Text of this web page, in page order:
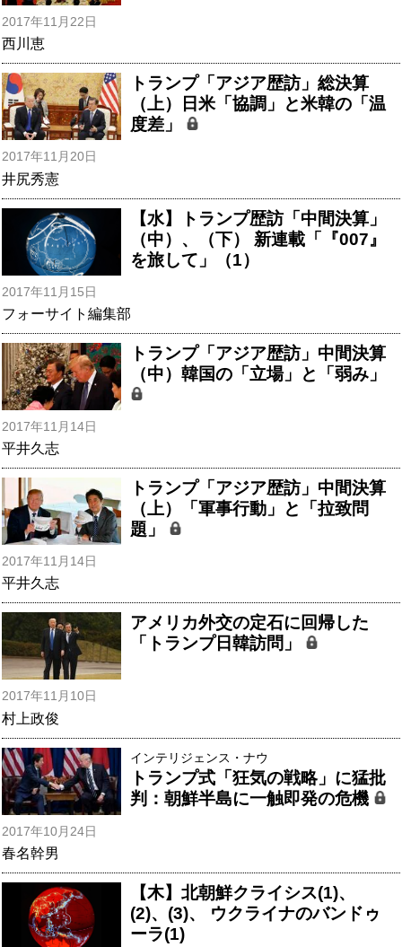
2017年11月22日
西川恵
トランプ「アジア歴訪」総決算
（上）日米「協調」と米韓の「温
度差」
2017年11月20日
井尻秀憲
【水】トランプ歴訪「中間決算」
（中）、（下） 新連載「『007』
を旅して」（1）
2017年11月15日
フォーサイト編集部
トランプ「アジア歴訪」中間決算
（中）韓国の「立場」と「弱み」
2017年11月14日
平井久志
トランプ「アジア歴訪」中間決算
（上）「軍事行動」と「拉致問
題」
2017年11月14日
平井久志
アメリカ外交の定石に回帰した
「トランプ日韓訪問」
2017年11月10日
村上政俊
インテリジェンス・ナウ
トランプ式「狂気の戦略」に猛批
判：朝鮮半島に一触即発の危機
2017年10月24日
春名幹男
【木】北朝鮮クライシス(1)、
(2)、(3)、 ウクライナのバンドゥ
ーラ(1)